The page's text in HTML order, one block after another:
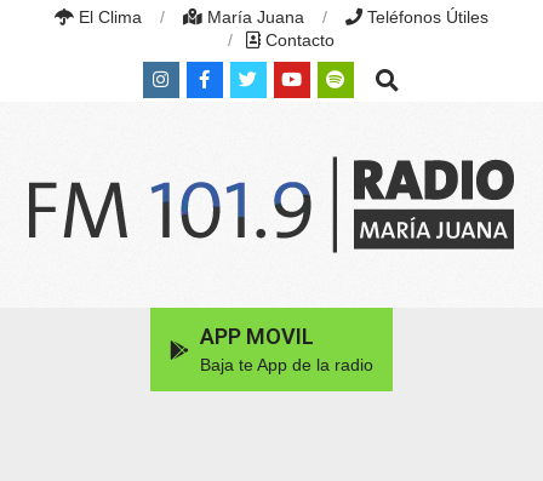
El Clima María Juana
Teléfonos Útiles
Contacto
Search
APP MOVIL
Baja te App de la radio